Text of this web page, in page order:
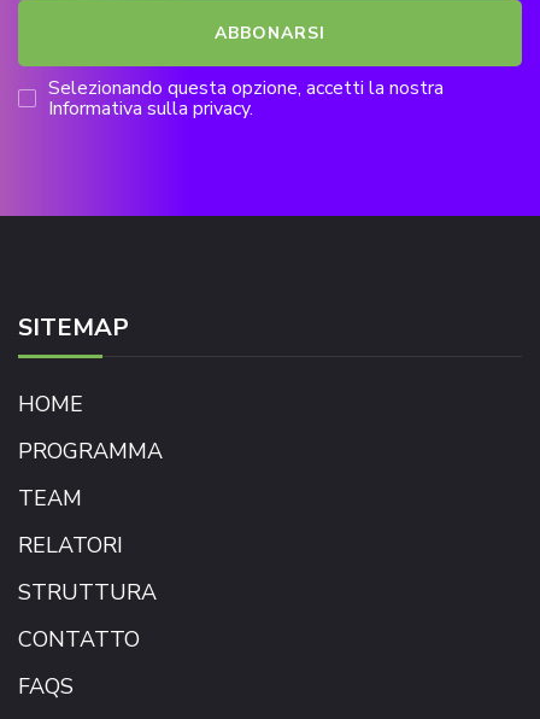
Selezionando questa opzione, accetti la nostra
Informativa sulla privacy.
SITEMAP
HOME
PROGRAMMA
TEAM
RELATORI
STRUTTURA
CONTATTO
FAQS